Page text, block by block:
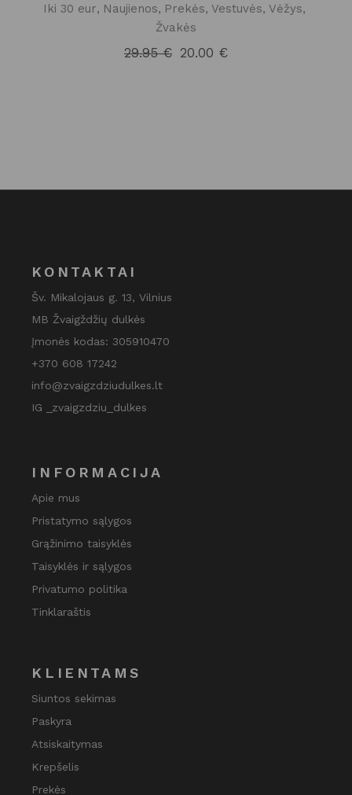
Iki 30 eur Naujienos Prekės Vestuvės Vėžys
Žvakės
29.95€ Original
20.00 €
Current
KONTAKTAI
Šv. Mikalojaus g. 13, Vilnius
MB Žvaigždžių dulkės
Įmonės kodas: 305910470
+370 608 17242
info@zvaigzdziudulkes.lt
IG _zvaigzdziu_dulkes
INFORMACIJA
Apie mus
Pristatymo sąlygos
Grąžinimo taisyklės
Taisyklės ir sąlygos
Privatumo politika
Tinklaraštis
KLIENTAMS
Siuntos sekimas
Paskyra
Atsiskaitymas
Krepšelis
Prekės